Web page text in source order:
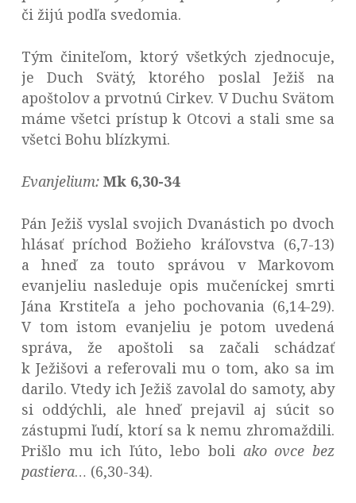
či žijú podľa svedomia.
Tým činiteľom, ktorý všetkých zjednocuje,
je Duch Svätý, ktorého poslal Ježiš na
apoštolov a prvotnú Cirkev. V Duchu Svätom
máme všetci prístup k Otcovi a stali sme sa
všetci Bohu blízkymi.
Evanjelium:Mk 6,30-34
Pán Ježiš vyslal svojich Dvanástich po dvoch
hlásať príchod Božieho kráľovstva (6,7-13)
a hneď za touto správou v Markovom
evanjeliu nasleduje opis mučeníckej smrti
Jána Krstiteľa a jeho pochovania (6,14-29).
V tom istom evanjeliu je potom uvedená
správa, že apoštoli sa začali schádzať
k Ježišovi a referovali mu o tom, ako sa im
darilo. Vtedy ich Ježiš zavolal do samoty, aby
si oddýchli, ale hneď prejavil aj súcit so
zástupmi ľudí, ktorí sa k nemu zhromaždili.
Prišlo mu ich ľúto, lebo boli ako ovce bez
pastiera… (6,30-34).